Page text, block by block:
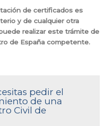
de certificados es
y de cualquier otra
realizar este trámite de
de España competente.
pedir el
de una
Civil de